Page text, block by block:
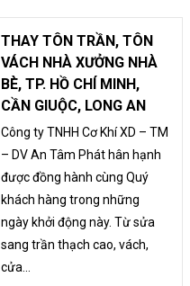
THAY TÔN TRẦN, TÔN
VÁCH NHÀ XƯỞNG NHÀ
BÈ, TP. HỒ CHÍ MINH,
CẦN GIUỘC, LONG AN
Công ty TNHH Cơ Khí XD – TM
– DV An Tâm Phát hân hạnh
được đồng hành cùng Quý
khách hàng trong những
ngày khởi động này. Từ sửa
sang trần thạch cao, vách,
cửa...